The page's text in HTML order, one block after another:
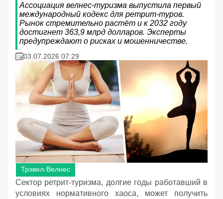
Ассоциация велнес-туризма выпустила первый
международный кодекс для ретрит-туров.
Рынок стремительно растёт и к 2032 году
достигнет 363,9 млрд долларов. Эксперты
предупреждают о рисках и мошенничестве.
03.07.2026 07:29
Трэвел-Велнес
Сектор ретрит-туризма, долгие годы работавший в
условиях нормативного хаоса, может получить